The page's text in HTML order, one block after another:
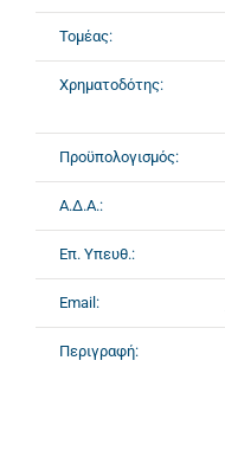
Τομέας:
Χρηματοδότης:
Προϋπολογισμός:
Α.Δ.Α.:
Επ. Υπευθ.:
Email:
Περιγραφή: